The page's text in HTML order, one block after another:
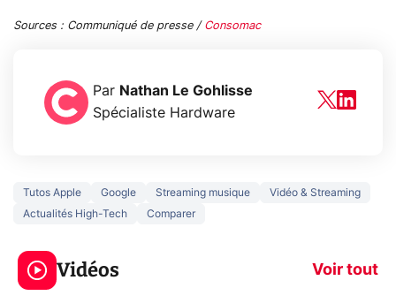
Sources : Communiqué de presse / Consomac
Par Nathan Le Gohlisse
Spécialiste Hardware
Tutos Apple Google Streaming musique
Vidéo & Streaming
Actualités High-Tech
Comparer
Vidéos Voir tout
5 générations de
jeux dans la
prochaine Xbox !
navigation